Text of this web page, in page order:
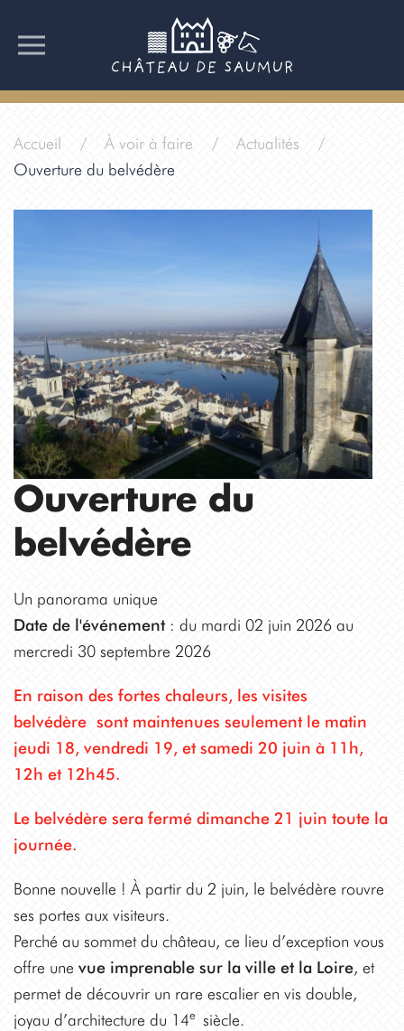
Accueil À voir à faire
Actualités
Ouverture du belvédère
Ouverture du
belvédère
Un panorama unique
Date de l'événement: du mardi 02 juin 2026 au
mercredi 30 septembre 2026
En raison des fortes chaleurs, les visites
belvédère sont maintenues seulement le matin
jeudi 18, vendredi 19, et samedi 20 juin à 11h,
12h et 12h45.
Le belvédère sera fermé dimanche 21 juin toute la
journée.
Bonne nouvelle ! À partir du 2 juin, le belvédère rouvre
ses portes aux visiteurs.
Perché au sommet du château, ce lieu d’exception vous
offre une vue imprenable sur la ville et la Loire, et
permet de découvrir un rare escalier en vis double,
joyau d’architecture du 14e siècle.